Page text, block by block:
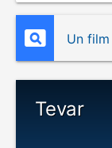
Un
Tevar